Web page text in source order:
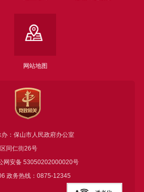
网站地图
：保山市人民政府办公室
同仁街26号
网安备 53050202000020号
政务热线：0875-12345